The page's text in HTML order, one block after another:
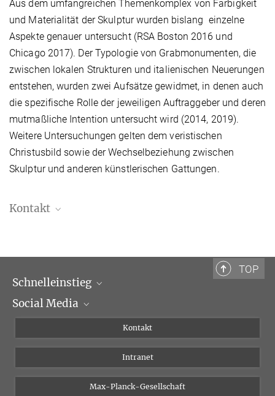
Aus dem umfangreichen Themenkomplex von Farbigkeit
und Materialität der Skulptur wurden bislang einzelne
Aspekte genauer untersucht (RSA Boston 2016 und
Chicago 2017). Der Typologie von Grabmonumenten, die
zwischen lokalen Strukturen und italienischen Neuerungen
entstehen, wurden zwei Aufsätze gewidmet, in denen auch
die spezifische Rolle der jeweiligen Auftraggeber und deren
mutmaßliche Intention untersucht wird (2014, 2019).
Weitere Untersuchungen gelten dem veristischen
Christusbild sowie der Wechselbeziehung zwischen
Skulptur und anderen künstlerischen Gattungen.
Kontakt
roell@biblhertz.it
TOP
Schnelleinstieg
Wissenschaftliche Abteilungen
Social Media
Instagram
Bluesky
Kontakt
Intranet
Max-Planck-Gesellschaft